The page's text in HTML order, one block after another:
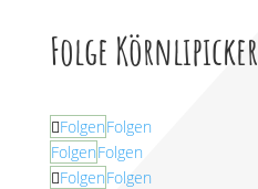
Folge Körnlipicker
FolgenFolgen
FolgenFolgen
FolgenFolgen